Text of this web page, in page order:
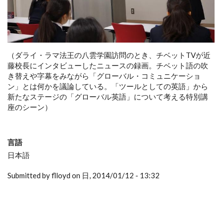
（ダライ・ラマ法王の八雲学園訪問のとき、チベットTVが近
藤校長にインタビューしたニュースの録画。チベット語の吹
き替えや字幕をみながら「グローバル・コミュニケーショ
ン」とは何かを議論している。「ツールとしての英語」から
新たなステージの「グローバル英語」について考える特別講
座のシーン）
言語
日本語
Submitted by flloyd on 日, 2014/01/12 - 13:32